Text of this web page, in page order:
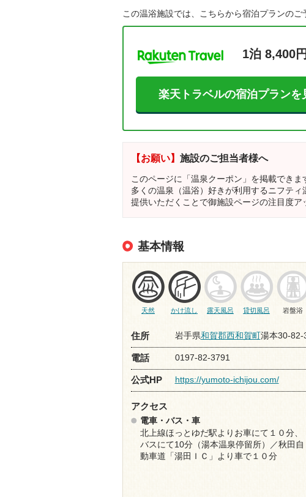
この温浴施設では、こちらから宿泊プランのご
1泊 8,400
楽天トラベルの宿泊プランを
【お願い】 施設のご担当者様へ
このページに「温泉クーポン」を掲載できま
多くの温泉（温浴）好きが利用するニフティ
提供いただくことで御施設ページの注目度ア
基本情報
天然 かけ流し 露天風呂 貸切風呂 岩盤浴
住所 岩手県和賀郡西和賀町湯本30-82-
電話 0197-82-3791
公式HP https://yumoto-ichijou.com/
アクセス
電車・バス・車
北上線ほっとゆだ駅よりお車にて１０分、
バスにて10分（湯本温泉停留所）／秋田自
動車道「湯田ＩＣ」より車で１０分